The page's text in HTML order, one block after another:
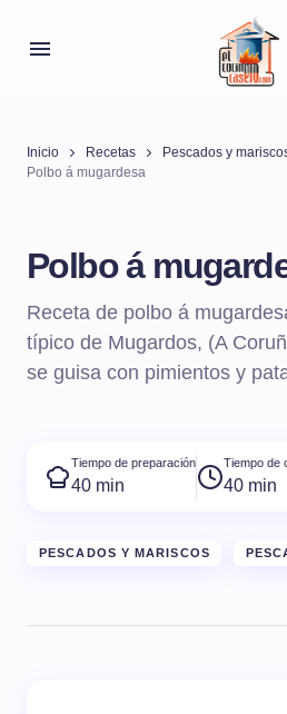
Inicio Recetas Pescados y
Polbo á mugardesa
Polbo á
Receta de polbo á
típico de Mugardos, (A
se guisa con pimientos y
Tiempo de preparación
40 min
Tiempo de
40 min
PESCADOS Y MARISCOS